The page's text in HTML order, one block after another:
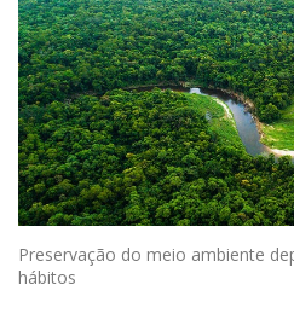
Preservação do meio ambiente
hábitos